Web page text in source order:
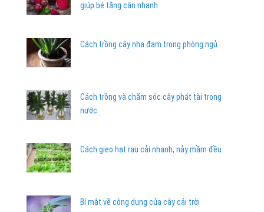
giúp bé tăng cân nhanh
Cách trồng cây nha đam trong phòng ngủ
Cách trồng và chăm sóc cây phát tài trong
nước
Cách gieo hạt rau cải nhanh, nảy mầm đều
Bí mật về công dụng của cây cải trời